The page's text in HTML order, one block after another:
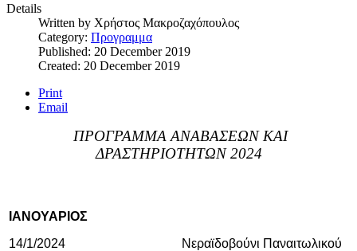
Details
Written by Χρήστος Μακροζαχόπουλος
Category: Προγραμμα
Published: 20 December 2019
Created: 20 December 2019
Print
Email
ΠΡΟΓΡΑΜΜΑ ΑΝΑΒΑΣΕΩΝ ΚΑΙ
ΔΡΑΣΤΗΡΙΟΤΗΤΩΝ 2024
ΙΑΝΟΥΑΡΙΟΣ
14/1/2024
Νεραϊδοβούνι Παναιτωλικού